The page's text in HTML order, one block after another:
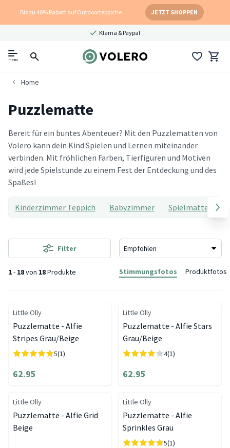
Bis zu 40% Rabatt auf Outdoorteppiche JETZT SHOPPEN
Klarna & Paypal
menu
Home
Puzzlematte
Bereit für ein buntes Abenteuer? Mit den Puzzlematten von
Volero kann dein Kind Spielen und Lernen miteinander
verbinden. Mit fröhlichen Farben, Tierfiguren und Motiven
wird jede Spielstunde zu einem Fest der Entdeckung und des
Spaßes!
Kinderzimmer Teppich Babyzimmer Spielmatte
1- 18von 18Produkte
Filter
Stimmungsfotos Produktfotos
Little Olly
Puzzlematte - Alfie
Stripes Grau/Beige
5(1)
62.95
Little Olly
Puzzlematte - Alfie Stars
Grau/Beige
4(1)
62.95
Little Olly
Puzzlematte - Alfie Grid
Beige
Little Olly
Puzzlematte - Alfie
Sprinkles Grau
5(1)